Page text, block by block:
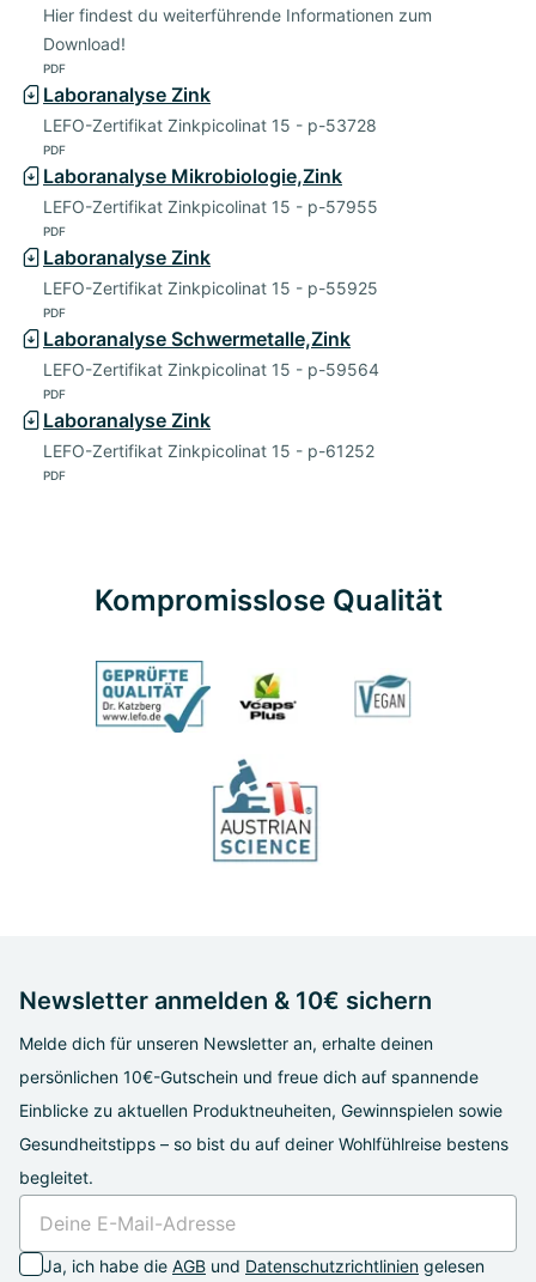
Hier findest du weiterführende Informationen zum
Download!
PDF
Laboranalyse Zink
LEFO-Zertifikat Zinkpicolinat 15 - p-53728
PDF
Laboranalyse Mikrobiologie,Zink
LEFO-Zertifikat Zinkpicolinat 15 - p-57955
PDF
Laboranalyse Zink
LEFO-Zertifikat Zinkpicolinat 15 - p-55925
PDF
Laboranalyse Schwermetalle,Zink
LEFO-Zertifikat Zinkpicolinat 15 - p-59564
PDF
Laboranalyse Zink
LEFO-Zertifikat Zinkpicolinat 15 - p-61252
PDF
Kompromisslose Qualität
Newsletter anmelden & 10€ sichern
Melde dich für unseren Newsletter an, erhalte deinen
persönlichen 10€-Gutschein und freue dich auf spannende
Einblicke zu aktuellen Produktneuheiten, Gewinnspielen sowie
Gesundheitstipps – so bist du auf deiner Wohlfühlreise bestens
begleitet.
Ja, ich habe die AGB und Datenschutzrichtlinien gelesen